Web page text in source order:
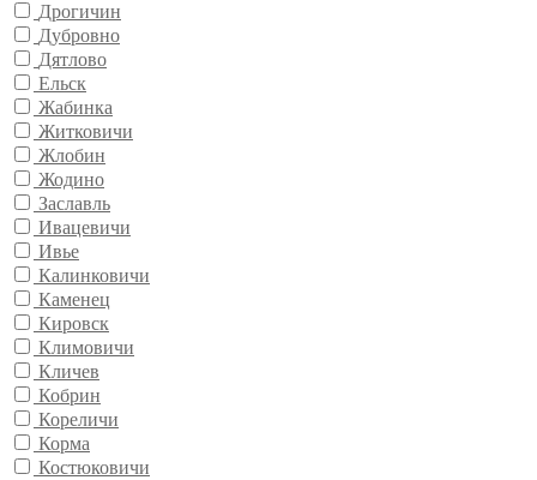
Дрогичин
Дубровно
Дятлово
Ельск
Жабинка
Житковичи
Жлобин
Жодино
Заславль
Ивацевичи
Ивье
Калинковичи
Каменец
Кировск
Климовичи
Кличев
Кобрин
Кореличи
Корма
Костюковичи